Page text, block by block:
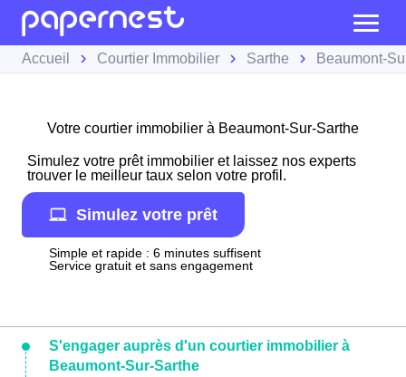
Accueil Courtier Immobilier Sarthe Beaumont-
Votre courtier immobilier à Beaumont-Sur-Sarthe
Simulez votre prêt immobilier et laissez nos experts
trouver le meilleur taux selon votre profil.
Simulez votre prêt
Simple et rapide : 6 minutes suffisent
Service gratuit et sans engagement
S'engager auprès d'un courtier immobilier à
Beaumont-Sur-Sarthe